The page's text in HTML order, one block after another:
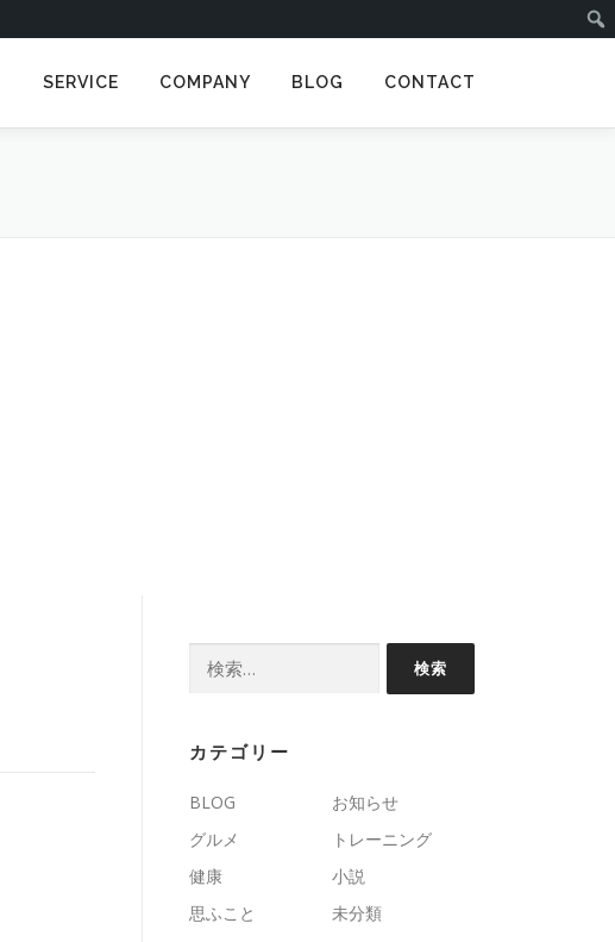
SERVICE COMPANY BLOG CONTACT
カテゴリー
BLOG
お知らせ
グルメ
トレーニング
健康
小説
思ふこと
未分類